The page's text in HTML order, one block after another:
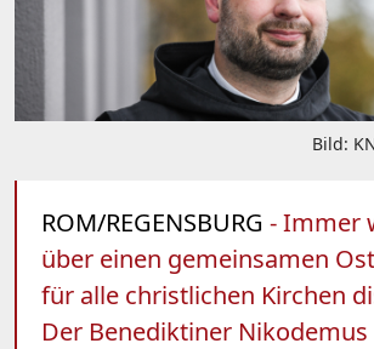
Bild:
ROM/REGENSBURG - Immer
über einen gemeinsamen
für alle christlichen Kirchen
Der Benediktiner Nikodemus